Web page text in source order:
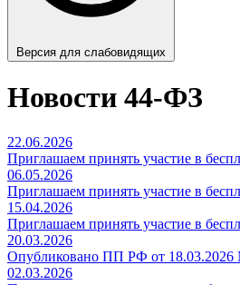
Версия для слабовидящих
Новости 44-ФЗ
22.06.2026
Приглашаем принять участие в
06.05.2026
Приглашаем принять участие в
15.04.2026
Приглашаем принять участие в
20.03.2026
Опубликовано ПП РФ от 18.03.2026
02.03.2026